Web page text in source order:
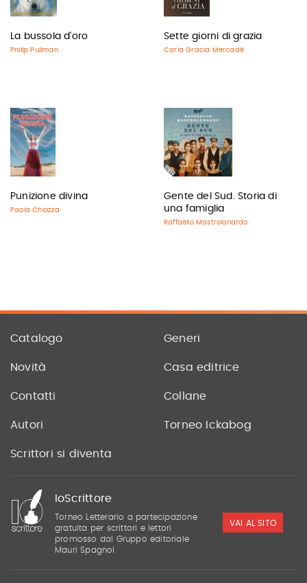
La bussola d'oro
Philip Pullman
Sette giorni di grazia
Carla Gracia Mercadé
Punizione divina
Paola Chiozza
Gente del Sud. Storia di
una famiglia
Raffaello Mastrolonardo
Catalogo Generi
Novità Casa editrice
Contatti Collane
Autori Torneo Ickabog
Scrittori si diventa
IoScrittore
Torneo Letterario a partecipazione
gratuita per scrittori e lettori
promosso dal Gruppo editoriale
Mauri Spagnol
VAI AL SITO